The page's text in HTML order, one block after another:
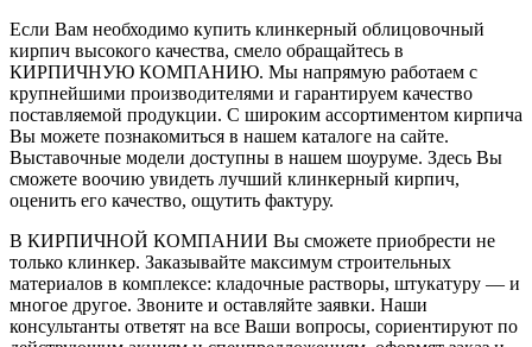
Если Вам необходимо купить клинкерный облицовочный
кирпич высокого качества, смело обращайтесь в
КИРПИЧНУЮ КОМПАНИЮ. Мы напрямую работаем с
крупнейшими производителями и гарантируем качество
поставляемой продукции. С широким ассортиментом кирпича
Вы можете познакомиться в нашем каталоге на сайте.
Выставочные модели доступны в нашем шоуруме. Здесь Вы
сможете воочию увидеть лучший клинкерный кирпич,
оценить его качество, ощутить фактуру.
В КИРПИЧНОЙ КОМПАНИИ Вы сможете приобрести не
только клинкер. Заказывайте максимум строительных
материалов в комплексе: кладочные растворы, штукатуру — и
многое другое. Звоните и оставляйте заявки. Наши
консультанты ответят на все Ваши вопросы, сориентируют по